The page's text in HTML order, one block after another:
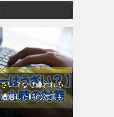
い？なぜ嫌われる
遇した時の対策も